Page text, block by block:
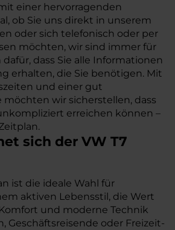
einer hervorragenden
ob Sie uns direkt in unserem
oder sich telefonisch oder per
möchten, wir sind immer für
dass Sie alle Informationen
erhalten, die Sie benötigen. Mit
und einer gut
möchten wir sicherstellen, dass
erreichen können –
sich der VW T7
ist die ideale Wahl für
aktiven Lebensstil, die Wert
und moderne Technik
Geschäftsreisende oder Freizeit-